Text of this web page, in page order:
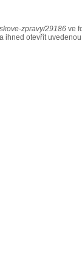
zpravy/29186 ve
ihned otevřít